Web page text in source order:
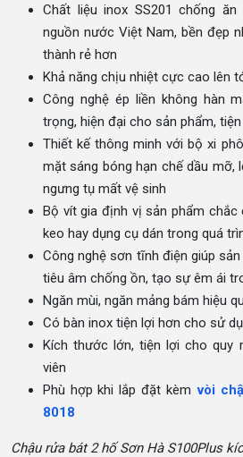
Chất liệu inox SS201 chống
nguồn nước Việt Nam, bền đẹp
thành rẻ hơn
Khả năng chịu nhiệt cực cao lên
Công nghệ ép liền không hàn
trọng, hiện đại cho sản phẩm,
Thiết kế thông minh với bộ xi
mặt sáng bóng hạn chế dầu mỡ,
ngưng tụ mất vệ sinh
Bộ vít gia định vị sản phẩm chắc
keo hay dụng cụ dán trong quá
Công nghệ sơn tĩnh điện giúp
tiêu âm chống ồn, tạo sự êm ái
Ngăn mùi, ngăn mảng bám hiệu
Có bàn inox tiện lợi hơn cho sử
Kích thước lớn, tiện lợi cho quy
viên
Phù hợp khi lắp đặt kèm vòi
8018
Chậu rửa bát 2 hố Sơn Hà S100Plus